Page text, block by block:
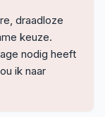
draadloze
keuze.
nodig heeft
ik naar